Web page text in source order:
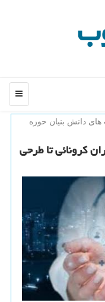
منو
دانش بنیان حوزه
كرونائی تا طرحی